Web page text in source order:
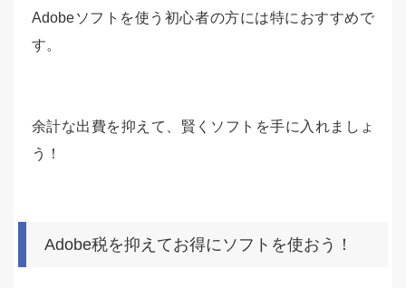
Adobeソフトを使う初心者の方には特におすすめで
す。
余計な出費を抑えて、賢くソフトを手に入れましょ
う！
Adobe税を抑えてお得にソフトを使おう！